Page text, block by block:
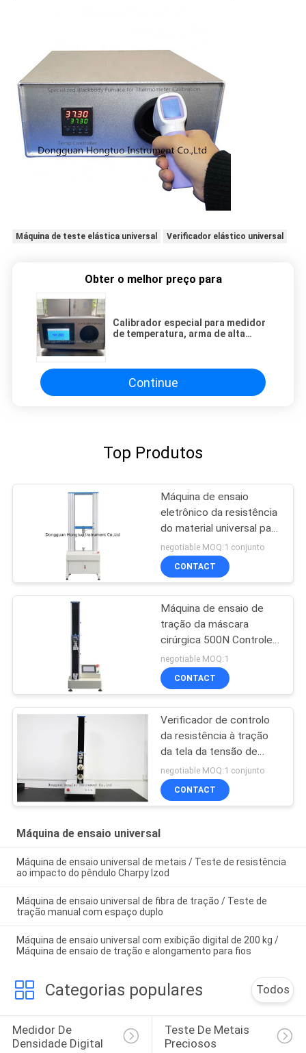
Máquina de teste elástica universal Verificador elástico universal
Obter o melhor preço para
Calibrador especial para medidor
de temperatura, arma de alta
corpo humano.
Continue
Top Produtos
Máquina de ensaio
eletrônico da resistência
do material universal para
fios e cabos
negotiable MOQ:1 conjunto
CONTACT
Máquina de ensaio de
tração da máscara
cirúrgica 500N Controle
de ecrã táctil
negotiable MOQ:1
CONTACT
Verificador de controlo
da resistência à tração
da tela da tensão de
mola do Tensometer do
computador
negotiable MOQ:1 conjunto
CONTACT
Máquina de ensaio universal
Máquina de ensaio universal de metais / Teste de resistência
ao impacto do pêndulo Charpy Izod
Máquina de ensaio universal de fibra de tração / Teste de
tração manual com espaço duplo
Máquina de ensaio universal com exibição digital de 200 kg /
Máquina de ensaio de tração e alongamento para fios
Categorias populares Todos
Medidor De
Densidade Digital
Teste De Metais
Preciosos